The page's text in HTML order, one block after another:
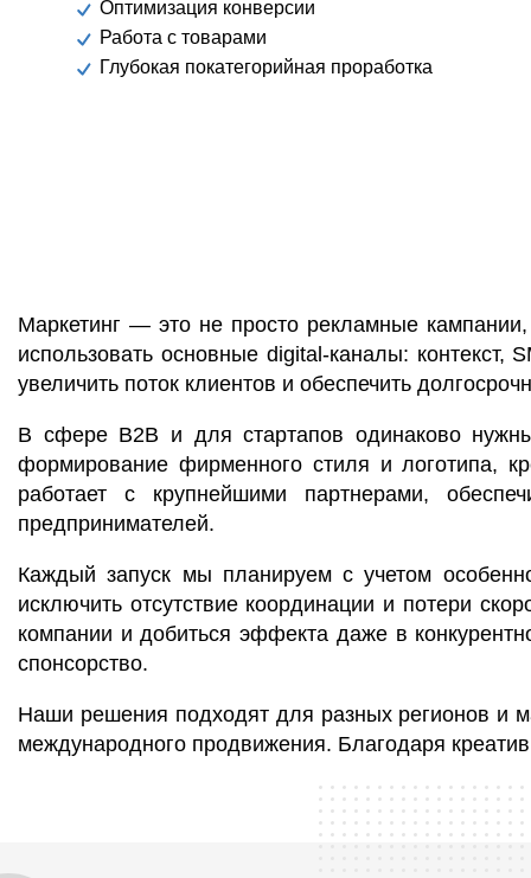
Оптимизация конверсии
Работа с товарами
Глубокая покатегорийная проработка
Маркетинг — это не просто рекламные
использовать основные digital-каналы:
увеличить поток клиентов и обеспечить
В сфере B2B и для стартапов одинаково
формирование фирменного стиля и логотипа,
работает с крупнейшими партнерами,
предпринимателей.
Каждый запуск мы планируем с учетом
исключить отсутствие координации и потери
компании и добиться эффекта даже в
спонсорство.
Наши решения подходят для разных регионов и
международного продвижения. Благодаря